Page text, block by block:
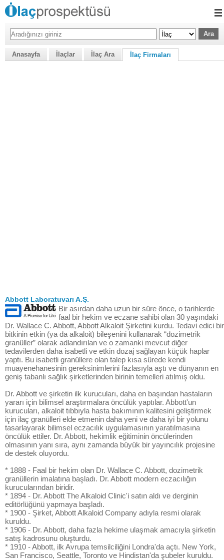
Anasayfa İlaçlar İlaç Ara İlaç Firmaları
Abbott Laboratuvarı A.Ş.
Bir asırdan daha uzun bir süre önce, o tarihlerde
faal bir hekim ve eczane sahibi olan 30 yaşındaki
Dr. Wallace C. Abbott, Abbott Alkaloit Şirketini kurdu. Tedavi edici bir
bitkinin etkin (ya da alkaloit) bileşenini kullanarak “dozimetrik
granüller” olarak adlandırılan ve o zamanki mevcut diğer
tedavilerden daha isabetli ve etkin dozaj sağlayan küçük haplar
yaptı. Bu isabetli granüllere olan talep kısa sürede kendi
muayenehanesinin gereksinimlerini fazlasıyla aştı ve dünyanın en
geniş tabanlı sağlık şirketlerinden birinin temelleri atılmış oldu.
Dr. Abbott ve şirketin ilk kurucuları, daha en başından hastaların
yararı için bilimsel araştırmalara öncülük yaptılar. Abbott'un
kurucuları, alkaloit tıbbıyla hasta bakımının kalitesini geliştirmek
için ilaç granülleri elde etmenin daha yeni ve daha iyi bir yolunu
tasarlayarak bilimsel eczacılık uygulamasının yaratılmasına
öncülük ettiler. Dr. Abbott, hekimlik eğitiminin öncülerinden
olmasının yanı sıra, aynı zamanda büyük bir yayıncılık projesine
de destek oluyordu.
* 1888 - Faal bir hekim olan Dr. Wallace C. Abbott, dozimetrik
granüllerin imalatına başladı. Dr. Abbott modern eczacılığın
kurucularından biridir.
* 1894 - Dr. Abbott The Alkaloid Clinic'i satın aldı ve derginin
editörlüğünü yapmaya başladı.
* 1900 - Şirket, Abbott Alkaloid Company adıyla resmi olarak
kuruldu.
* 1906 - Dr. Abbott, daha fazla hekime ulaşmak amacıyla şirketin
satış kadrosunu oluşturdu.
* 1910 - Abbott, ilk Avrupa temsilciliğini Londra'da açtı. New York,
San Francisco, Seattle, Toronto ve Hindistan'da şubeler kuruldu.